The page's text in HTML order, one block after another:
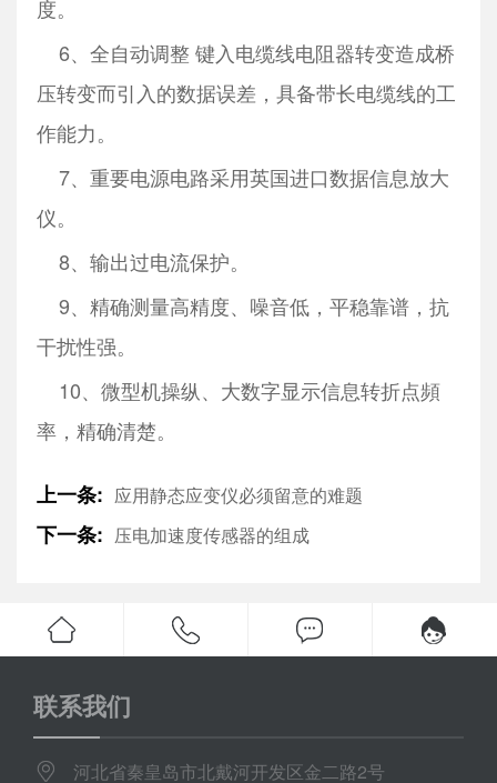
度。
6、全自动调整 键入电缆线电阻器转变造成桥
压转变而引入的数据误差，具备带长电缆线的工
作能力。
7、重要电源电路采用英国进口数据信息放大
仪。
8、输出过电流保护。
9、精确测量高精度、噪音低，平稳靠谱，抗
干扰性强。
10、微型机操纵、大数字显示信息转折点頻
率，精确清楚。
上一条: 应用静态应变仪必须留意的难题
下一条: 压电加速度传感器的组成
联系我们
河北省秦皇岛市北戴河开发区金二路2号